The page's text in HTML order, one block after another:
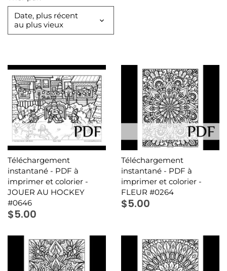
Date, plus récent
au plus vieux
Téléchargement
instantané - PDF à
imprimer et colorier -
JOUER AU HOCKEY
#0646
$5.00
Téléchargement
instantané - PDF à
imprimer et colorier -
FLEUR #0264
$5.00
numériquement
Minis à l'unité
PDF (téléchargement)
Pochettes (8,5x11)
Rassemblements
Sachets (minis 4x5)
Signets
Autres à colorier
Tout voir